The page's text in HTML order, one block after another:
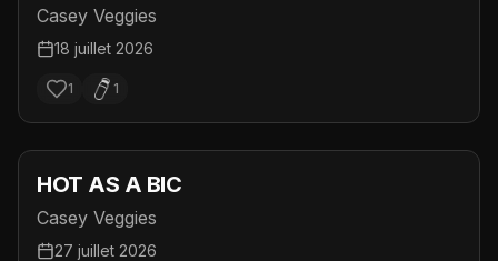
Casey Veggies
18 juillet 2026
1 1
HOT AS A BIC
Casey Veggies
27 juillet 2026